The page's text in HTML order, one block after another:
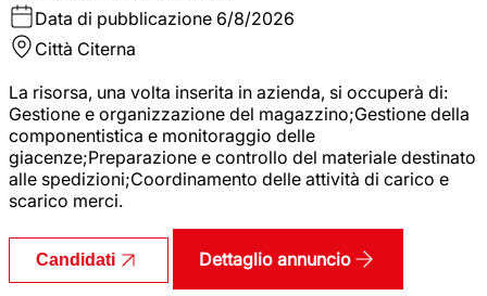
Data di pubblicazione 6/8/2026
Città Citerna
La risorsa, una volta inserita in azienda, si occuperà di:
Gestione e organizzazione del magazzino;Gestione della
componentistica e monitoraggio delle
giacenze;Preparazione e controllo del materiale destinato
alle spedizioni;Coordinamento delle attività di carico e
scarico merci.
Candidati Dettaglio annuncio